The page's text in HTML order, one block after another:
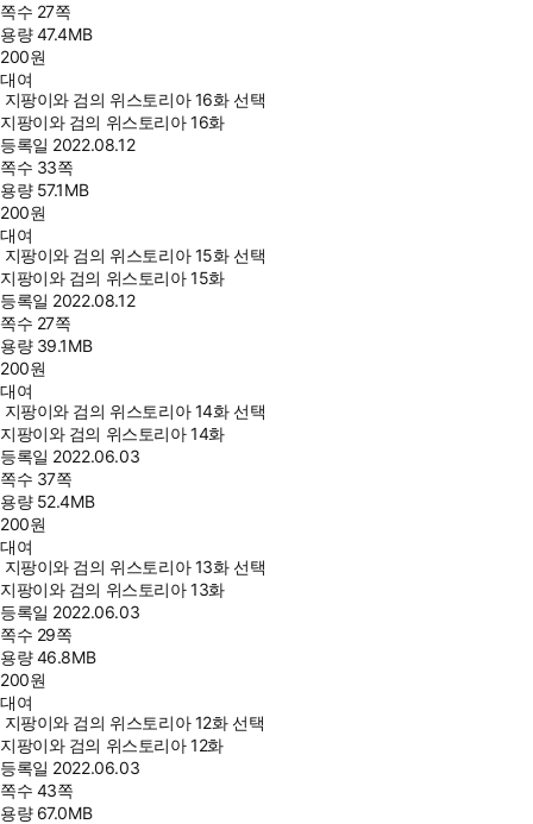
쪽수 27쪽
용량47.4MB
200원
대여
지팡이와 검의 위스토리아 16화 선택
지팡이와 검의 위스토리아 16화
등록일 2022.08.12
쪽수 33쪽
용량 57.1MB
200원
대여
지팡이와 검의 위스토리아 15화 선택
지팡이와 검의 위스토리아 15화
등록일 2022.08.12
쪽수 27쪽
용량 39.1MB
200원
대여
지팡이와 검의 위스토리아 14화 선택
지팡이와 검의 위스토리아 14화
등록일 2022.06.03
쪽수 37쪽
용량 52.4MB
200원
대여
지팡이와 검의 위스토리아 13화 선택
지팡이와 검의 위스토리아 13화
등록일 2022.06.03
쪽수 29쪽
용량46.8MB
200원
대여
지팡이와 검의 위스토리아 12화 선택
지팡이와 검의 위스토리아 12화
등록일 2022.06.03
쪽수 43쪽
용량 67.0MB